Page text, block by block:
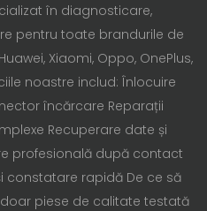
în diagnosticare,
pentru toate brandurile de
Xiaomi, Oppo, OnePlus,
noastre includ: Înlocuire
încărcare Reparații
Recuperare date și
profesională după contact
constatare rapidă De ce să
doar piese de calitate testată